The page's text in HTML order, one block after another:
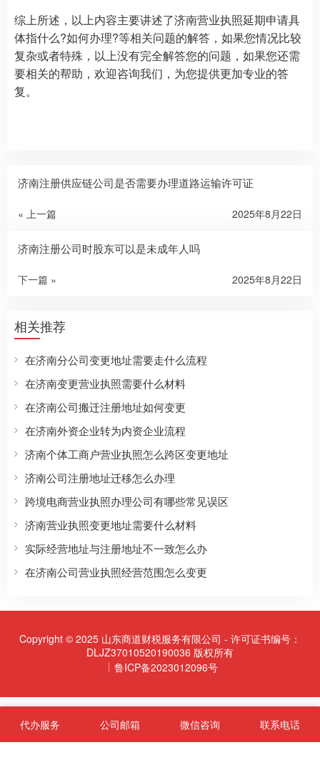
综上所述，以上内容主要讲述了济南营业执照延期申请具
体指什么?如何办理?等相关问题的解答，如果您情况比较
复杂或者特殊，以上没有完全解答您的问题，如果您还需
要相关的帮助，欢迎咨询我们，为您提供更加专业的答
复。
济南注册供应链公司是否需要办理道路运输许可证
« 上一篇 2025年8月22日
济南注册公司时股东可以是未成年人吗
下一篇 » 2025年8月22日
相关推荐
在济南分公司变更地址需要走什么流程
在济南变更营业执照需要什么材料
在济南公司搬迁注册地址如何变更
在济南外资企业转为内资企业流程
济南个体工商户营业执照怎么跨区变更地址
济南公司注册地址迁移怎么办理
跨境电商营业执照办理公司有哪些常见误区
济南营业执照变更地址需要什么材料
实际经营地址与注册地址不一致怎么办
在济南公司营业执照经营范围怎么变更
Copyright © 2025 山东商道财税服务有限公司 - 许可证书编号：
DLJZ37010520190036 版权所有
鲁ICP备2023012096号
代办服务 公司邮箱 微信咨询 联系电话